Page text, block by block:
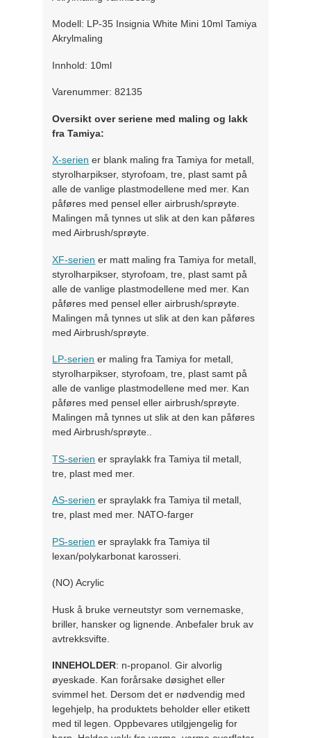
Modell: LP-35 Insignia White Mini 10ml Tamiya
Akrylmaling
Innhold: 10ml
Varenummer: 82135
Oversikt over seriene med maling og lakk
fra Tamiya:
X-serien er blank maling fra Tamiya for metall,
styrolharpikser, styrofoam, tre, plast samt på
alle de vanlige plastmodellene med mer. Kan
påføres med pensel eller airbrush/sprøyte.
Malingen må tynnes ut slik at den kan påføres
med Airbrush/sprøyte.
XF-serien er matt maling fra Tamiya for metall,
styrolharpikser, styrofoam, tre, plast samt på
alle de vanlige plastmodellene med mer. Kan
påføres med pensel eller airbrush/sprøyte.
Malingen må tynnes ut slik at den kan påføres
med Airbrush/sprøyte.
LP-serien er maling fra Tamiya for metall,
styrolharpikser, styrofoam, tre, plast samt på
alle de vanlige plastmodellene med mer. Kan
påføres med pensel eller airbrush/sprøyte.
Malingen må tynnes ut slik at den kan påføres
med Airbrush/sprøyte..
TS-serien er spraylakk fra Tamiya til metall,
tre, plast med mer.
AS-serien er spraylakk fra Tamiya til metall,
tre, plast med mer. NATO-farger
PS-serien er spraylakk fra Tamiya til
lexan/polykarbonat karosseri.
(NO) Acrylic
Husk å bruke verneutstyr som vernemaske,
briller, hansker og lignende. Anbefaler bruk av
avtrekksvifte.
INNEHOLDER: n-propanol. Gir alvorlig
øyeskade. Kan forårsake døsighet eller
svimmel het. Dersom det er nødvendig med
legehjelp, ha produktets beholder eller etikett
med til legen. Oppbevares utilgjengelig for